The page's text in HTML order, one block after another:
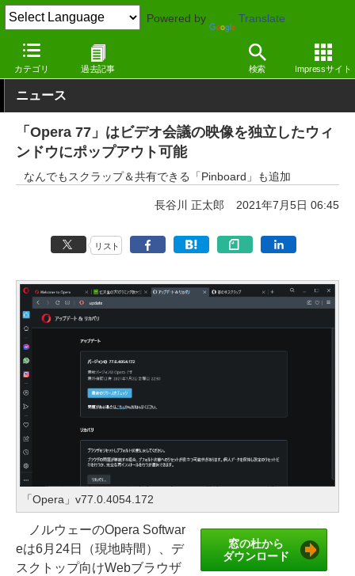
Powered by Translate
カテゴリ 過去記事 検索 Impressサイト
窓の杜 インターネット Windows
ニュース
「Opera 77」はビデオ会議の映像を独立したウィ
ンドウにポップアウト可能
なんでもスクラップ＆共有できる「Pinboard」も追加
長谷川 正太郎 2021年7月5日 06:45
リスト
「Opera」v77.0.4054.172
窓の杜から
ダウンロード
ノルウェーのOpera Softwar
eは6月24日（現地時間）、デ
スクトップ向けWebブラウザ